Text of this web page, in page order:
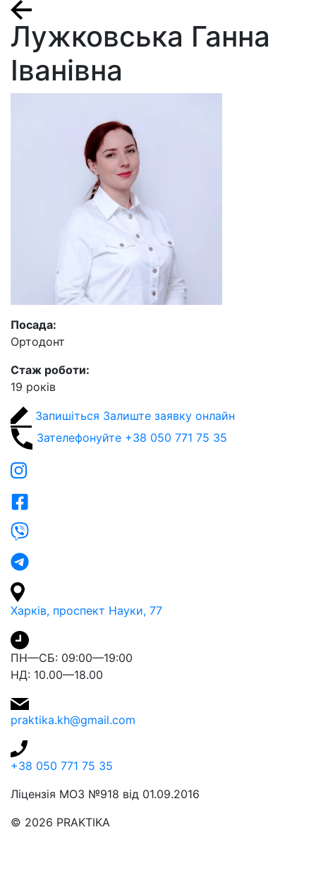
Лужковська Ганна
Іванівна
Посада:
Ортодонт
Стаж роботи:
19 років
Запишіться Залиште заявку онлайн
Зателефонуйте +38 050 771 75 35
Харків, проспект Науки, 77
ПН—СБ: 09:00—19:00
НД: 10.00—18.00
praktika.kh@gmail.com
+38 050 771 75 35
Ліцензія МОЗ №918 від 01.09.2016
© 2026 PRAKTIKA